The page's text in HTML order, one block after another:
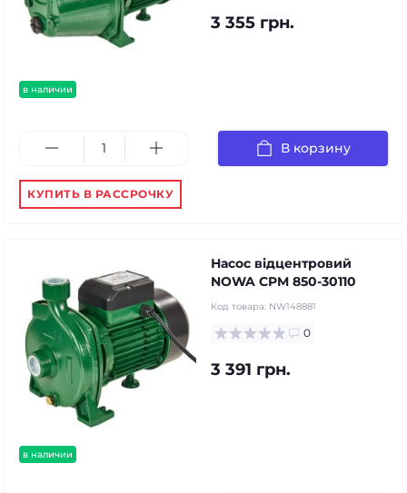
в наличии
3 355 грн.
В корзину
КУПИТЬ В РАССРОЧКУ
в наличии
Насос відцентровий
NOWA CPM 850-30110
Код товара: NW148881
0
3 391 грн.